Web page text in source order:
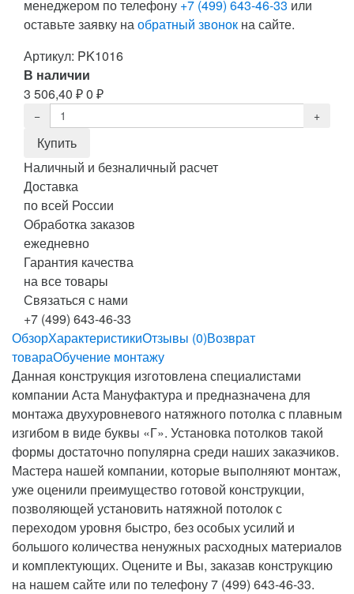
менеджером по телефону +7 (499) 643-46-33 или
оставьте заявку на обратный звонок на сайте.
Артикул: PK1016
В наличии
3 506,40 ₽0 ₽
Наличный и безналичный расчет
Доставка
по всей России
Обработка заказов
ежедневно
Гарантия качества
на все товары
Связаться с нами
+7 (499) 643-46-33
ОбзорХарактеристикиОтзывы (0)Возврат
товараОбучение монтажу
Данная конструкция изготовлена специалистами
компании Аста Мануфактура и предназначена для
монтажа двухуровневого натяжного потолка с плавным
изгибом в виде буквы «Г». Установка потолков такой
формы достаточно популярна среди наших заказчиков.
Мастера нашей компании, которые выполняют монтаж,
уже оценили преимущество готовой конструкции,
позволяющей установить натяжной потолок с
переходом уровня быстро, без особых усилий и
большого количества ненужных расходных материалов
и комплектующих. Оцените и Вы, заказав конструкцию
на нашем сайте или по телефону 7 (499) 643-46-33.